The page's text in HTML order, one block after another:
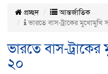
প্রচ্ছদ
আন্তর্জাতিক
ভারতে বাস-ট্রাকের মুখোমুখি
ভারতে বাস-
২০